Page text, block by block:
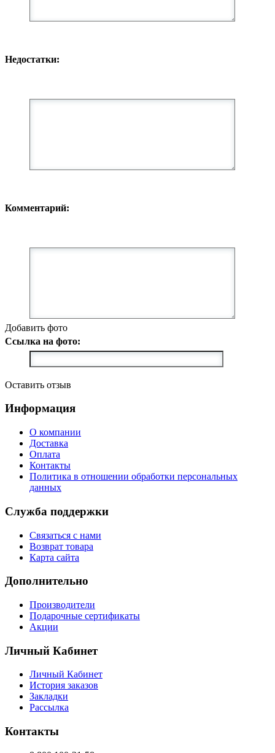
Недостатки:
Комментарий:
Добавить фото
Ссылка на фото:
Оставить отзыв
Информация
О компании
Доставка
Оплата
Контакты
Политика в отношении обработки персональных
данных
Служба поддержки
Связаться с нами
Возврат товара
Карта сайта
Дополнительно
Производители
Подарочные сертификаты
Акции
Личный Кабинет
Личный Кабинет
История заказов
Закладки
Рассылка
Контакты